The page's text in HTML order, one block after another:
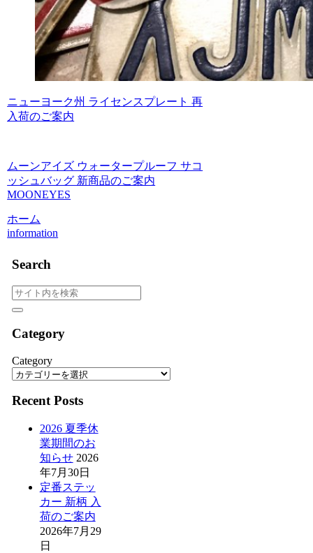
ニューヨーク州 ライセンスプレート 再
入荷のご案内
ムーンアイズ ウォータープルーフ サコ
ッシュバッグ 新商品のご案内
MOONEYES
ホーム
information
Search
Category
Category
Recent Posts
2026 夏季休
業期間のお
知らせ 2026
年7月30日
定番ステッ
カー 新柄 入
荷のご案内
2026年7月29
日